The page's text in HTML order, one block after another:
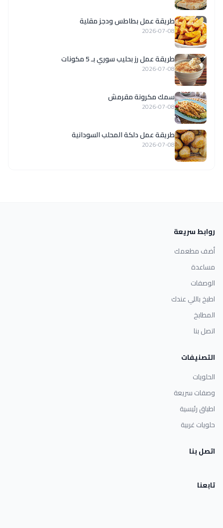
طريقة عمل بطاطس ودجز مقلية
2026-07-08
طريقة عمل رز بحليب سوري بـ 5 مكونات
2026-07-08
سمك مكرونة مقرمش
2026-07-08
طريقة عمل دلكة المحلب السودانية
2026-07-08
روابط سريعة
أضف مطعمك
مساعدة
الوصفات
اطبخ باللي عندك
المطابخ
اتصل بنا
التصنيفات
الحلويات
وصفات سريعة
اطباق رئيسية
حلويات غربية
اتصل بنا
تابعنا